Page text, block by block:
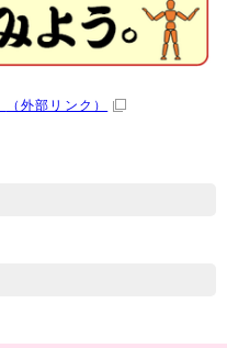
（外部リンク）